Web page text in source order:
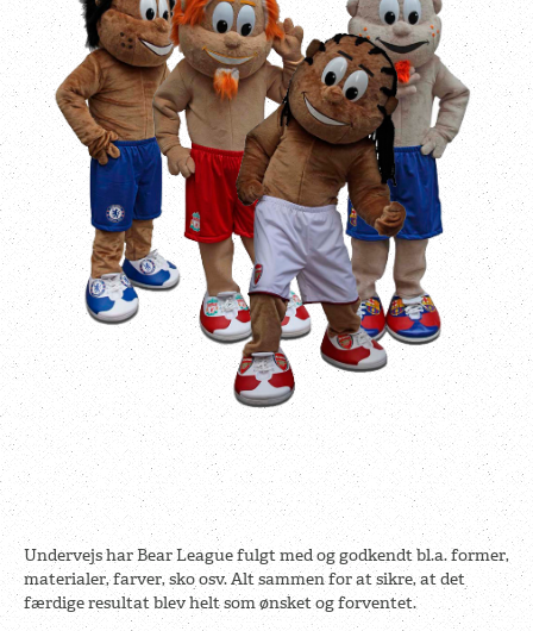
Undervejs har Bear League fulgt med og godkendt bl.a. former,
materialer, farver, sko osv. Alt sammen for at sikre, at det
færdige resultat blev helt som ønsket og forventet.